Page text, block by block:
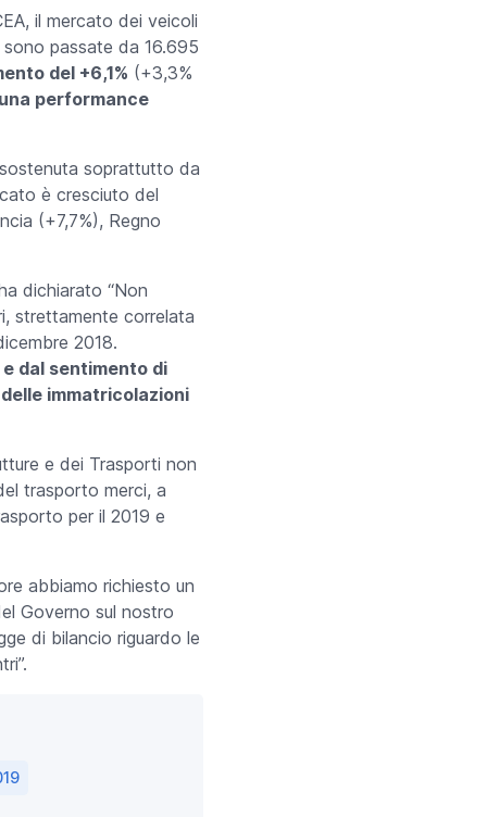
il mercato dei veicoli
passate da 16.695
del +6,1% (+3,3%
performance
soprattutto da
è cresciuto del
(+7,7%), Regno
dichiarato “Non
strettamente correlata
2018.
dal sentimento di
immatricolazioni
e dei Trasporti non
trasporto merci, a
per il 2019 e
abbiamo richiesto un
Governo sul nostro
di bilancio riguardo le